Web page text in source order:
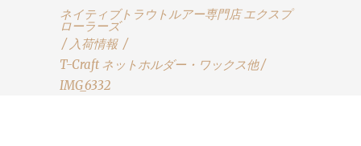
ネイティブトラウトルアー専門店 エクスプ
ローラーズ
/ 入荷情報 /
T-Craft ネットホルダー・ワックス他/
IMG_6332